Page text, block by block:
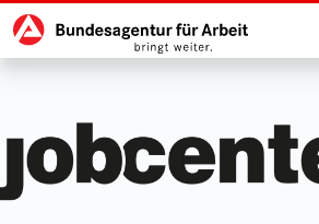
zu den Hauptinhalten springen
Hauptnavigation